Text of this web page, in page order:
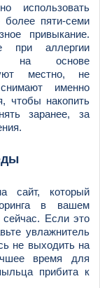
более пяти-семи
привыкание.
при аллергии
на основе
местно, не
именно
чтобы накопить
заранее, за
сайт, который
в вашем
сейчас. Если это
увлажнитель
не выходить на
время для
прибита к